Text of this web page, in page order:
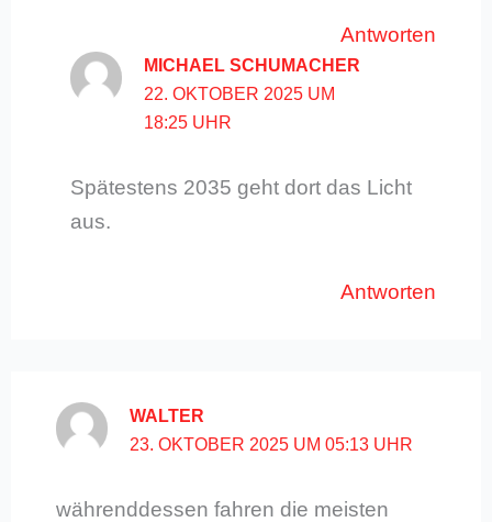
Antworten
MICHAEL SCHUMACHER
22. OKTOBER 2025 UM
18:25 UHR
Spätestens 2035 geht dort das Licht
aus.
Antworten
WALTER
23. OKTOBER 2025 UM 05:13 UHR
währenddessen fahren die meisten